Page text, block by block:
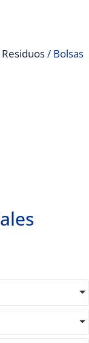
/ Bolsas